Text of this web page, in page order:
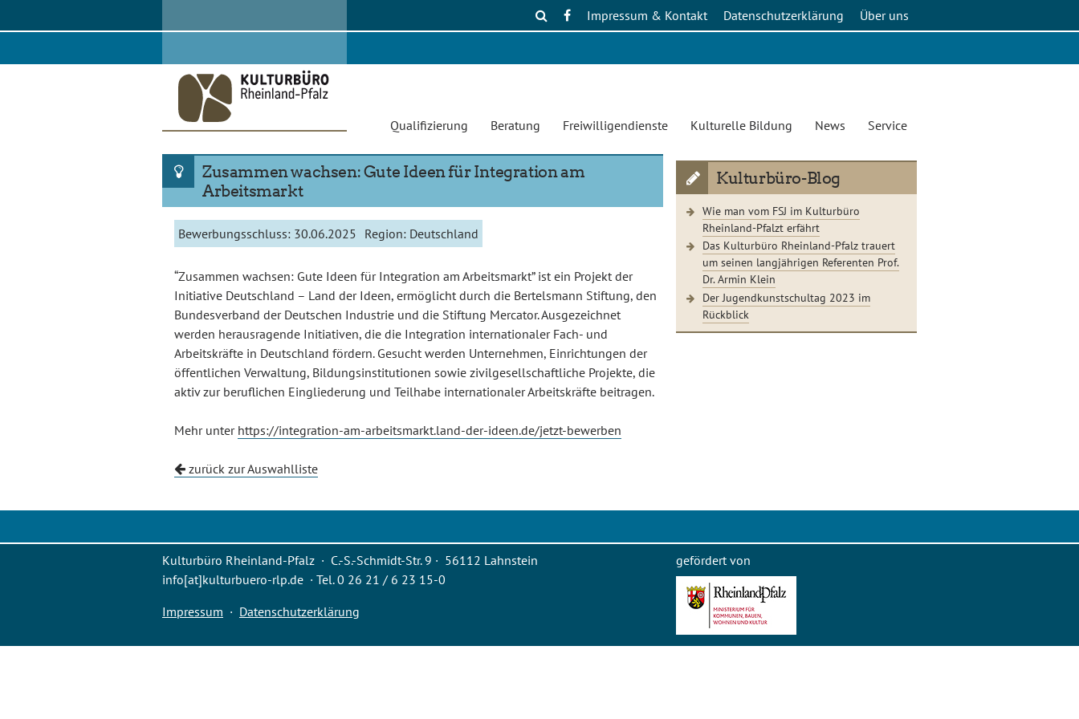
content
Über uns
Datenschutzerklärung
Impressum & Kontakt
Qualifizierung Beratung Freiwilligendienste Kulturelle Bildung News Service
Zusammen wachsen: Gute Ideen für Integration am
Arbeitsmarkt
Bewerbungsschluss: 30.06.2025 Region: Deutschland
“Zusammen wachsen: Gute Ideen für Integration am Arbeitsmarkt” ist ein Projekt der
Initiative Deutschland – Land der Ideen, ermöglicht durch die Bertelsmann Stiftung, den
Bundesverband der Deutschen Industrie und die Stiftung Mercator. Ausgezeichnet
werden herausragende Initiativen, die die Integration internationaler Fach- und
Arbeitskräfte in Deutschland fördern. Gesucht werden Unternehmen, Einrichtungen der
öffentlichen Verwaltung, Bildungsinstitutionen sowie zivilgesellschaftliche Projekte, die
aktiv zur beruflichen Eingliederung und Teilhabe internationaler Arbeitskräfte beitragen.
Mehr unter https://integration-am-arbeitsmarkt.land-der-ideen.de/jetzt-bewerben
zurück zur Auswahlliste
Kulturbüro-Blog
Wie man vom FSJ im Kulturbüro
Rheinland-Pfalzt erfährt
Das Kulturbüro Rheinland-Pfalz trauert
um seinen langjährigen Referenten Prof.
Dr. Armin Klein
Der Jugendkunstschultag 2023 im
Rückblick
Kulturbüro Rheinland-Pfalz · C.-S.-Schmidt-Str. 9 · 56112 Lahnstein
info[at]kulturbuero-rlp.de · Tel. 0 26 21 / 6 23 15-0
Impressum · Datenschutzerklärung
gefördert von